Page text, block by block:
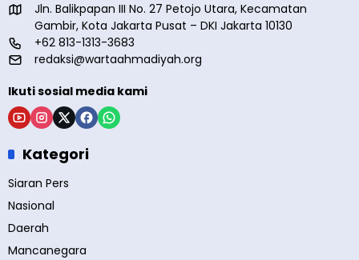
Jln. Balikpapan III No. 27 Petojo Utara, Kecamatan
Gambir, Kota Jakarta Pusat – DKI Jakarta 10130
+62 813-1313-3683
redaksi@wartaahmadiyah.org
Ikuti sosial media kami
Kategori
Siaran Pers
Nasional
Daerah
Mancanegara